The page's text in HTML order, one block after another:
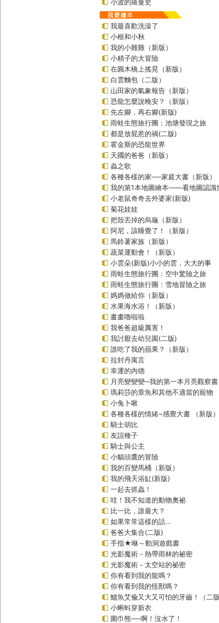
小波的羅曼史
我最喜歡洗澡了
小根和小秋
我的小雞雞（新版）
小精子的大冒險
在圓木橋上搖晃（新版）
白雲麵包（二版）
山田家的氣象報告（新版）
恐龍怎麼說晚安？（新版）
先左腳，再右腳(新版)
雨蛙生態旅行團：池塘發現之旅
都是放屁惹的禍(二版)
霍金斯的恐龍世界
天國的爸爸（新版）
蟲之歌
各種各樣的家──家庭大書（新版）
我的第1本地圖繪本――看地圖認識
小老鼠奇奇去外婆家(新版)
菊花娃娃
把殼丟掉的烏龜（新版）
阿尼，該睡覺了！（新版）
馬鈴薯家族（新版）
蔬菜運動會！（新版）
小雲朵(新版)小小的雲，大大的事
雨蛙生態旅行團：空中驚險之旅
雨蛙生態旅行團：雪地冒險之旅
媽媽做給你（新版）
水果海水浴！（新版）
畫畫嚕啦啦
我爸爸超級厲害！
我討厭去幼兒園(二版)
誰吃了我的蘋果？（新版）
拉封丹寓言
幸運的內德
月亮變變變─我的第一本月亮觀察書
瑪莉莎的章魚和其他不適當的寵物
小兔卜啾
各種各樣的情緒~感覺大書 （新版）
騎士胡比
友誼種子
騎士與公主
小貓頭鷹的冒險
我的百變馬桶（新版）
我的飛天浴缸(新版)
一起去抓蟲！
哇！我不知道的動物奧祕
比一比，誰最大？
如果常常這樣的話…
爸爸大集合(二版)
手指★咻～動洞遊戲書
光影魔術－熱帶雨林的祕密
光影魔術－太空站的祕密
你有看到我的龍嗎？
你有看到我的怪獸嗎？
鱷魚艾倫又大又可怕的牙齒！（二
小蝌蚪穿新衣
圍巾熊──啊！沒水了！